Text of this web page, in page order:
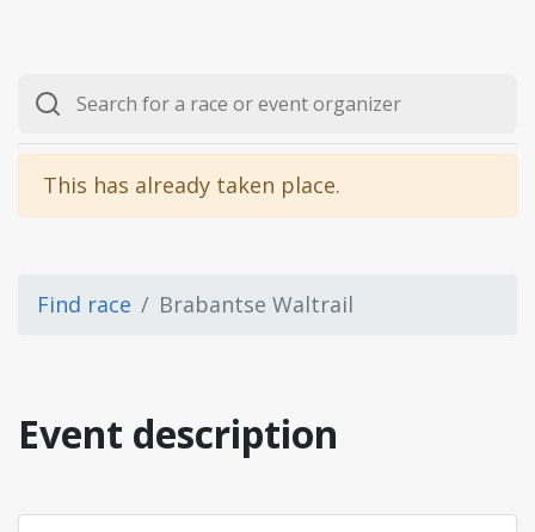
This has already taken place.
Find race Brabantse Waltrail
Event description